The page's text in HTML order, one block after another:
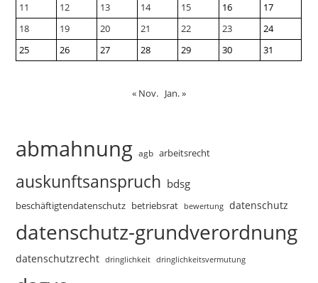
11
12 13 14 15 16
17
18
19 20 21 22 23
24
25
26 27 28 29 30 31
« Nov. Jan. »
abmahnung agb arbeitsrecht
auskunftsanspruch bdsg
beschäftigtendatenschutz betriebsrat bewertung datenschutz
datenschutz-grundverordnung
datenschutzrecht dringlichkeit dringlichkeitsvermutung